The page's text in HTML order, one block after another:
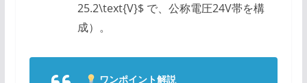
25.2\text{V}$ で、公称電圧24V帯を構
成）。
ワンポイント解説